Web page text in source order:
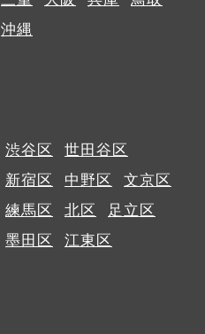
沖縄
渋谷区
世田谷区
新宿区 中野区
文京区
練馬区 北区
足立区
墨田区
江東区